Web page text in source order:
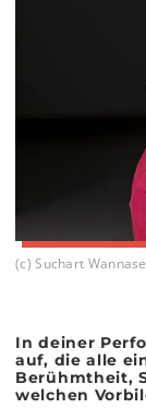
(c) Suchart
In deiner
auf, die alle
Berühmtheit,
welchen